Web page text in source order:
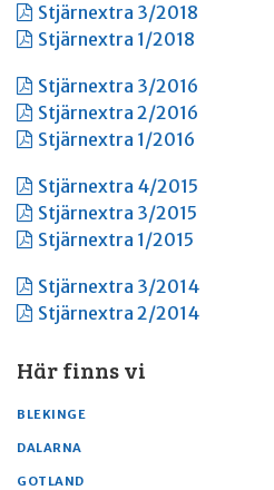
Stjärnextra 3/2018
Stjärnextra 1/2018
Stjärnextra 3/2016
Stjärnextra 2/2016
Stjärnextra 1/2016
Stjärnextra 4/2015
Stjärnextra 3/2015
Stjärnextra 1/2015
Stjärnextra 3/2014
Stjärnextra 2/2014
Här finns vi
BLEKINGE
DALARNA
GOTLAND